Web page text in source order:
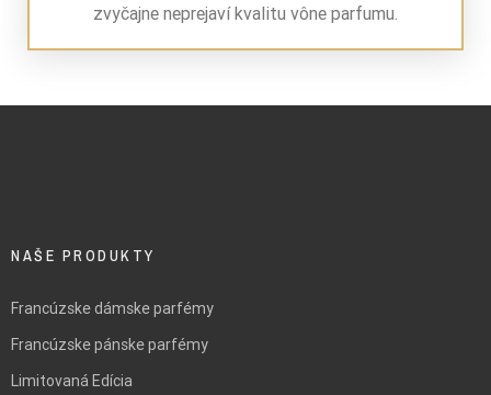
zvyčajne neprejaví kvalitu vône parfumu.
NAŠE PRODUKTY
Francúzske dámske parfémy
Francúzske pánske parfémy
Limitovaná Edícia